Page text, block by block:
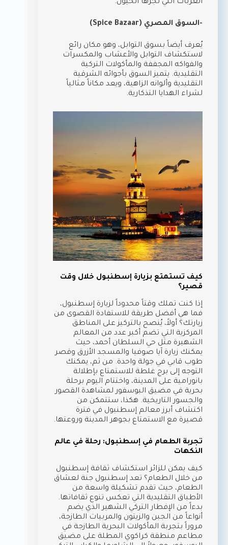
العربات التي تجرها الخيول.
-السوق المصري (Spice Bazaar)
يُعرف أيضاً بسوق التوابل، وهو مكان رائع
لاستكشاف التوابل والأعشاب والمكسرات
والفواكه المجففة والمأكولات التركية
التقليدية. يتميز السوق بأجوائه الشرقية
التقليدية وألوانه الزاهية، ويعد مكاناً مثالياً
لشراء الهدايا التذكارية.
كيف تستمتع بزيارة إسطنبول خلال وقت
قصير؟
إذا كنت تملك وقتاً محدوداً لزيارة إسطنبول،
فما هي أفضل طريقة للاستفادة القصوى من
زيارتك؟ أولاً، يُنصح بالتركيز على المناطق
المركزية التي تضم أكبر عدد من المعالم
الشهيرة مثل حي السلطان أحمد، حيث
يمكنك زيارة آيا صوفيا والمسجد الأزرق وقصر
طوب قابي في جولة واحدة. من ثم، يمكنك
التوجه إلى برج غلطة للاستمتاع بإطلالة
بانورامية على المدينة، واختتام اليوم برحلة
بحرية في مضيق البوسفور لمشاهدة القصور
والجسور التاريخية. هكذا، ستتمكن من
اكتشاف أبرز معالم إسطنبول في فترة
قصيرة مع الاستمتاع بجوهر المدينة وروعتها.
تجربة الطعام في إسطنبول: رحلة في عالم
النكهات
كيف يمكن للزائر استكشاف ثقافة إسطنبول
من خلال الطعام؟ تعد إسطنبول جنة لعشاق
الطعام، حيث تقدم تشكيلة واسعة من
الأطباق التقليدية التي تعكس تنوع ثقافاتها.
بدءاً من الإفطار التركي الشهير الذي يضم
أنواعاً من الجبن والزيتون والمربيات الطازجة،
مروراً بتجربة المأكولات البحرية الطازجة في
مطاعم منطقة كراكوي المطلة على مضيق